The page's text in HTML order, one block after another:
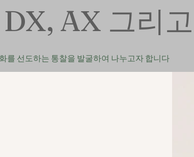
AX 그리
를 선도하는 통찰을 발굴하여 나누고자 합니다